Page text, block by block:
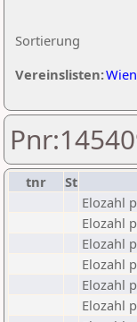
Sortierung
Vereinslisten:Wien
tnr St
Elozahl
Elozahl
Elozahl
Elozahl
Elozahl
Elozahl